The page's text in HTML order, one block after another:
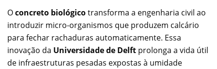
Oconcreto biológicotransforma a engenharia civil ao
introduzir micro-organismos que produzem calcário
para fechar rachaduras automaticamente. Essa
inovação da Universidade de Delft prolonga a vida útil
de infraestruturas pesadas expostas à umidade